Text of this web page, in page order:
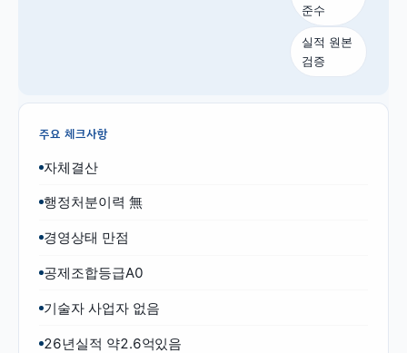
준수
실적 원본
검증
주요 체크사항
자체결산
행정처분이력 無
경영상태 만점
공제조합등급A0
기술자 사업자 없음
26년실적 약2.6억있음